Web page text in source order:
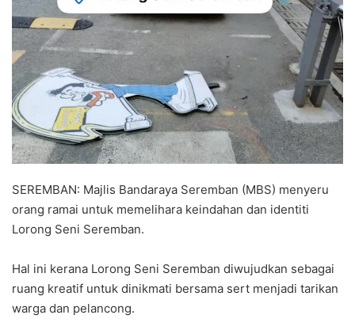
a
n
e
m
a
l
SEREMBAN: Majlis Bandaraya Seremban (MBS) menyeru
orang ramai untuk memelihara keindahan dan identiti
Lorong Seni Seremban.
Hal ini kerana Lorong Seni Seremban diwujudkan sebagai
ruang kreatif untuk dinikmati bersama sert menjadi tarikan
warga dan pelancong.